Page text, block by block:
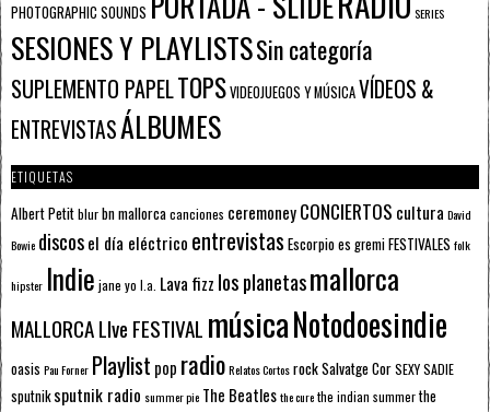
PHOTOGRAPHIC SOUNDS SERIES
SESIONES Y PLAYLISTSSin categoría
SUPLEMENTO PAPELTOPSVIDEOJUEGOS Y MÚSICAVÍDEOS &
ENTREVISTASÁLBUMES
ETIQUETAS
Albert Petitblurbn mallorcacanciones ceremoneyCONCIERTOS cultura David
Bowie discosel día eléctrico entrevistas Escorpioes gremiFESTIVALES folk
hipster Indie jane yo l.a. Lava fizz los planetasmallorca
MALLORCA LIve FESTIVAL músicaNotodoesindie
oasis Pau Forner Playlist pop radioRelatos CortosrockSalvatge CorSEXY SADIE
sputnik sputnik radio summer pie The Beatlesthe curethe indian summerthe